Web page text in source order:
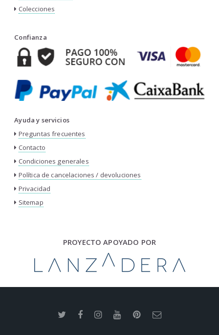
Colecciones
Confianza
Ayuda y servicios
Preguntas frecuentes
Contacto
Condiciones generales
Política de cancelaciones / devoluciones
Privacidad
Sitemap
PROYECTO APOYADO POR